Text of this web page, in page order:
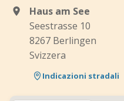
Haus am See
Seestrasse 10
8267 Berlingen
Svizzera
Indicazioni stradali